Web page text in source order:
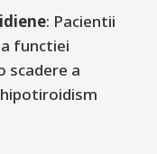
: Pacientii
functiei
scadere a